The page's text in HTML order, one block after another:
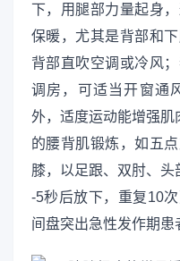
下，用腿部力量起身
保暖，尤其是背部和
背部直吹空调或冷风
调房，可适当开窗通
外，适度运动能增强
的腰背肌锻炼，如五
膝，以足跟、双肘、
-5秒后放下，重复10
间盘突出急性发作期患